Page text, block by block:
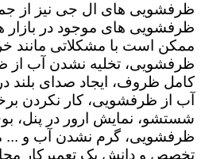
ظرفشویی های ال جی نیز از
ظرفشویی های موجود در بازار
ممکن است با مشکلاتی مانند
ظرفشویی، تخلیه نشدن آب از
کامل ظروف، ایجاد صدای
آب از ظرفشویی، کار نکردن
شستشو، نمایش ارور در پنل،
ظرفشویی، گرم نشدن آب و ...
تخصص و دانش یک تعمیرکار مجاز